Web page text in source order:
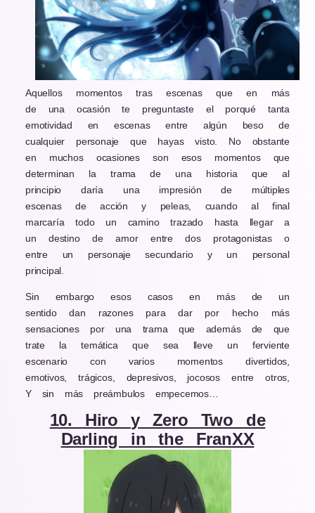
Aquellos momentos tras escenas que en más
de una ocasión te preguntaste el porqué tanta
emotividad en escenas entre algún beso de
cualquier personaje que hayas visto. No obstante
en muchos ocasiones son esos momentos que
determinan la trama de una historia que al
principio daría una impresión de múltiples
escenas de acción y peleas, cuando al final
marcaría todo un camino trazado hasta llegar a
un destino de amor entre dos protagonistas o
entre un personaje secundario y un personal
principal.
Sin embargo esos casos en más de un
sentido dan razones para dar por hecho más
sensaciones por una trama que además de que
trate la temática que sea lleve un ferviente
escenario con varios momentos divertidos,
emotivos, trágicos, depresivos, jocosos entre otros,
Y sin más preámbulos empecemos…
10. Hiro yZero Two de
Darling in the FranXX